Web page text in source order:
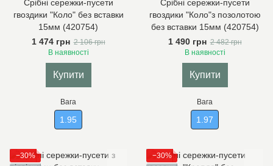
Срібні сережки-пусети
гвоздики "Коло" без вставки
15мм (420754)
1 474 грн 2 106 грн
В наявності
Купити
Вага
1.95
Срібні сережки-пусети
гвоздики "Коло"з позолотою
без вставки 15мм (420754)
1 490 грн 2 482 грн
В наявності
Купити
Вага
1.97
−30%
−30%